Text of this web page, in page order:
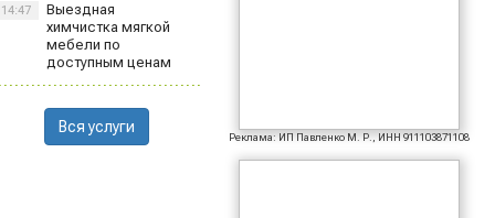
Выездная
химчистка мягкой
мебели по
доступным ценам
14:47
Вся услуги
Реклама: ИП Павленко М. Р., ИНН 911103871108